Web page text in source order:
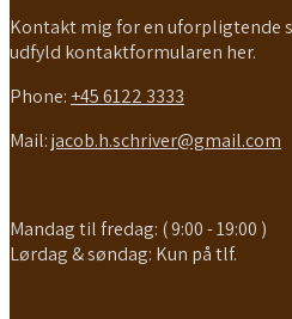
Kontakt mig for en uforpligtende
udfyld kontaktformularen her.
Phone: +45 6122 3333
Mail:jacob.h.schriver@gmail.com
Mandag til fredag: ( 9:00 - 19:00 )
Lørdag & søndag: Kun på tlf.